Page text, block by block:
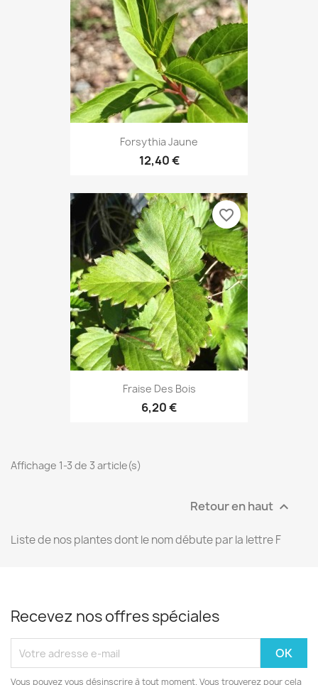
Forsythia Jaune
12,40 €
Fraise Des Bois
6,20 €
favorite_border
Affichage 1-3 de 3 article(s)
Retour en haut 
Liste de nos plantes dont le nom débute par la lettre F
Recevez nos offres spéciales
Vous pouvez vous désinscrire à tout moment. Vous trouverez pour cela